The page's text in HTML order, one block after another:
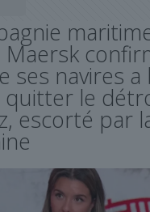
Maersk
ses navires a
quitter le
escorté par